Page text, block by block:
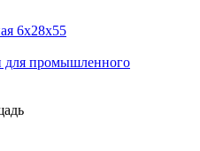
6х28х55
для промышленного